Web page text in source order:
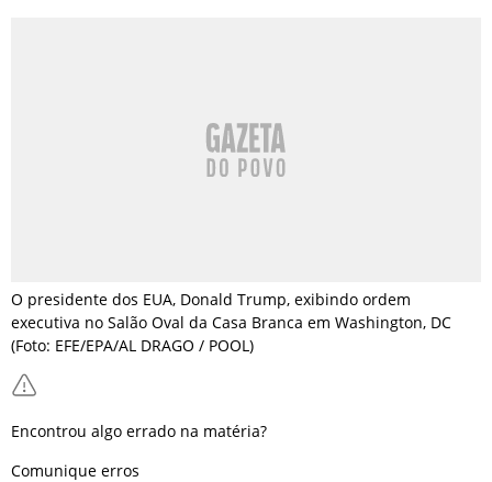
O presidente dos EUA, Donald Trump, exibindo ordem
executiva no Salão Oval da Casa Branca em Washington, DC
(Foto: EFE/EPA/AL DRAGO / POOL)
Encontrou algo errado na matéria?
Comunique erros